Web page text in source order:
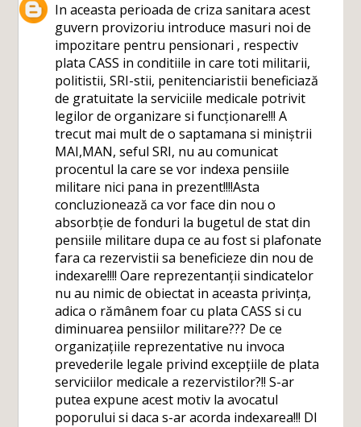
In aceasta perioada de criza sanitara acest
guvern provizoriu introduce masuri noi de
impozitare pentru pensionari , respectiv
plata CASS in conditiile in care toti militarii,
politistii, SRI-stii, penitenciaristii beneficiază
de gratuitate la serviciile medicale potrivit
legilor de organizare si funcționare!!! A
trecut mai mult de o saptamana si miniștrii
MAI,MAN, seful SRI, nu au comunicat
procentul la care se vor indexa pensiile
militare nici pana in prezent!!!!Asta
concluzionează ca vor face din nou o
absorbție de fonduri la bugetul de stat din
pensiile militare dupa ce au fost si plafonate
fara ca rezervistii sa beneficieze din nou de
indexare!!!! Oare reprezentanții sindicatelor
nu au nimic de obiectat in aceasta privința,
adica o rămânem foar cu plata CASS si cu
diminuarea pensiilor militare??? De ce
organizațiile reprezentative nu invoca
prevederile legale privind excepțiile de plata
serviciilor medicale a rezervistilor?!! S-ar
putea expune acest motiv la avocatul
poporului si daca s-ar acorda indexarea!!! Dl